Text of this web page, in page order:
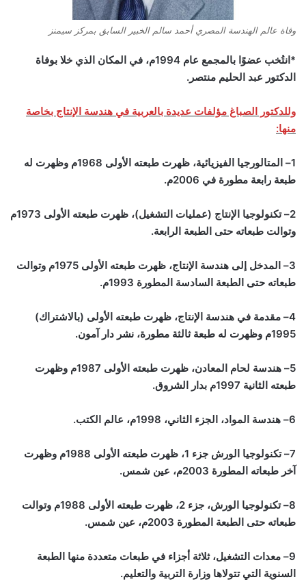
وفاة عالم الهندسة المصري أحمد سالم الخبير السابق بمركز سيمنز
*انتُخب عضوًا بالمجمع عام 1994م، في المكان الذي خلا بوفاة
الدكتور عبد الحليم منتصر.
وللدكتور الصباغ مؤلفات عديدة بالعربية في هندسة الإنتاج بخاصة
منها:
1– المتالورجيا الفيزيائية، ظهرت طبعته الأولى 1968م وظهرت له
طبعة رابعة مطورة في 2006م.
2– تكنولوجيا الإنتاج (عمليات التشغيل)، ظهرت طبعته الأولى 1973م
وتوالت طبعاته حتى الطبعة الرابعة.
3– المدخل إلى هندسة الإنتاج، ظهرت طبعته الأولى 1975م وتوالت
طبعاته حتى الطبعة السادسة المطورة 1993م.
4– مقدمة في هندسة الإنتاج، ظهرت طبعته الأولى (بالاشتراك)
1995م وظهرت له طبعة ثالثة مطورة، نشر دار آمون.
5– هندسة لحام المعادن، ظهرت طبعته الأولى 1987م وظهرت
طبعته الثانية 1997م بدار الشروق.
6– هندسة المواد، الجزء الثاني، 1998م، عالم الكتب.
7– تكنولوجيا الورش جزء 1، ظهرت طبعته الأولى 1988م وظهرت
آخر طبعاته المطورة 2003م، عين شمس.
8– تكنولوجيا الورش، جزء 2، ظهرت طبعته الأولى 1988م وتوالت
طبعاته حتى الطبعة المطورة 2003م، عين شمس.
9– معدات التشغيل، ثلاثة أجزاء في طبعات متعددة منها الطبعة
السنوية التي تتولاها وزارة التربية والتعليم.